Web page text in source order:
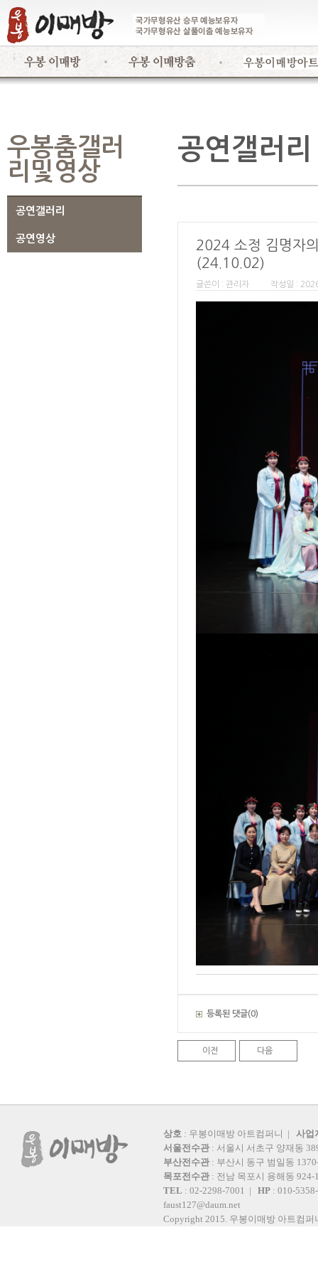
우봉춤갤러
리및영상
공연갤러리
공연영상
공연갤러리
2024 소정 김명자
(24.10.02)
글쓴이 : 관리자 작성일 :
등록된 댓글(0)
이전 다음
상호 : 우봉이매방 아트컴퍼니 | 사업
서울전수관 : 서울시 서초구 양재동
부산전수관 : 부산시 동구 범일동
목포전수관 : 전남 목포시 용해동
TEL : 02-2298-7001 | HP : 010-
faust127@daum.net
Copyright 2015. 우봉이매방 아트컴퍼